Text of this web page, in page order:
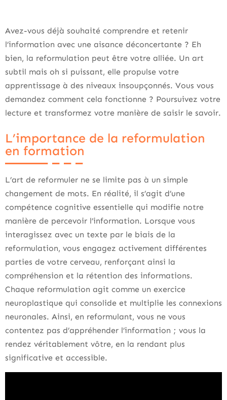
Avez-vous déjà souhaité comprendre et retenir
l’information avec une aisance déconcertante ? Eh
bien, la reformulation peut être votre alliée. Un art
subtil mais oh si puissant, elle propulse votre
apprentissage à des niveaux insoupçonnés. Vous vous
demandez comment cela fonctionne ? Poursuivez votre
lecture et transformez votre manière de saisir le savoir.
L’importance de la reformulation
en formation
L’art de reformuler ne se limite pas à un simple
changement de mots. En réalité, il s’agit d’une
compétence cognitive essentielle qui modifie notre
manière de percevoir l’information. Lorsque vous
interagissez avec un texte par le biais de la
reformulation, vous engagez activement différentes
parties de votre cerveau, renforçant ainsi la
compréhension et la rétention des informations.
Chaque reformulation agit comme un exercice
neuroplastique qui consolide et multiplie les connexions
neuronales. Ainsi, en reformulant, vous ne vous
contentez pas d’appréhender l’information ; vous la
rendez véritablement vôtre, en la rendant plus
significative et accessible.